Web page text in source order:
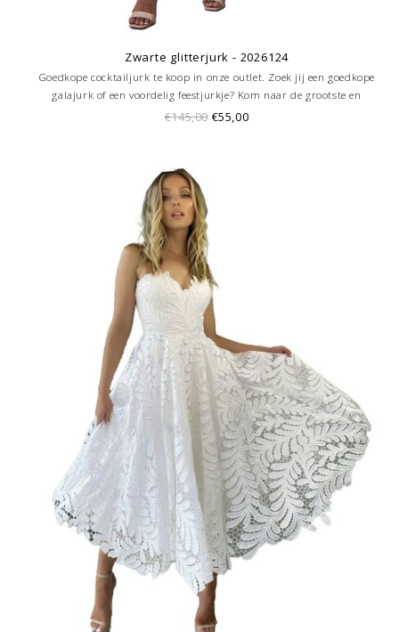
Zwarte glitterjurk - 2026124
Goedkope cocktailjurk te koop in onze outlet. Zoek jij een goedkope
galajurk of een voordelig feestjurkje? Kom naar de grootste en
goedkoopste galajurken outlet in de regio Amersfoort. Altijd voordelig!
€145,00 €55,00